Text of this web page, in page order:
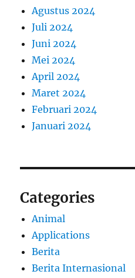
Agustus 2024
Juli 2024
Juni 2024
Mei 2024
April 2024
Maret 2024
Februari 2024
Januari 2024
Categories
Animal
Applications
Berita
Berita Internasional